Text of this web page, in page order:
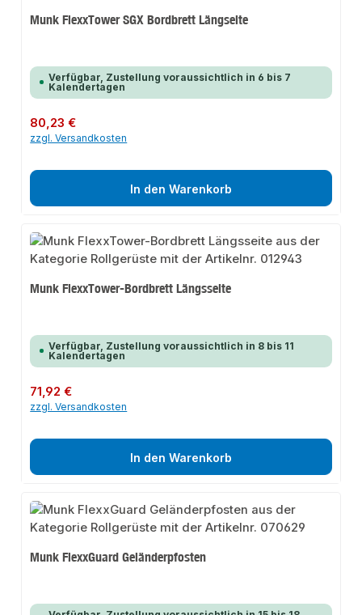
Munk FlexxTower SGX Bordbrett Längseite
Verfügbar, Zustellung voraussichtlich in 6 bis 7
Kalendertagen
Regulärer Preis:
80,23 €
zzgl. Versandkosten
In den Warenkorb
Munk FlexxTower-Bordbrett Längsseite
Verfügbar, Zustellung voraussichtlich in 8 bis 11
Kalendertagen
Regulärer Preis:
71,92 €
zzgl. Versandkosten
In den Warenkorb
Munk FlexxGuard Geländerpfosten